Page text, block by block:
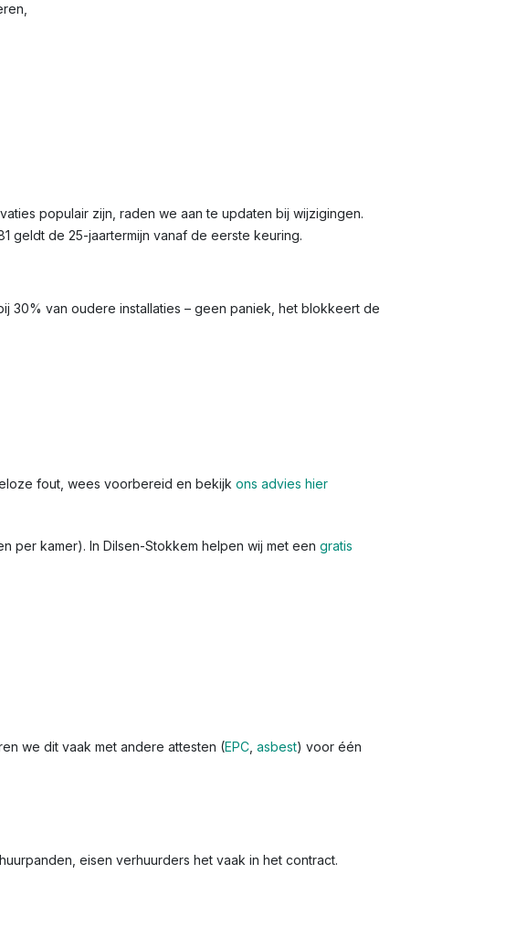
populair zijn, raden we aan te updaten bij wijzigingen.
geldt de 25-jaartermijn vanaf de eerste keuring.
30% van oudere installaties – geen paniek, het blokkeert de
fout, wees voorbereid en bekijk ons advies hier
per kamer). In Dilsen-Stokkem helpen wij met een gratis
we dit vaak met andere attesten (EPC asbest) voor één
eisen verhuurders het vaak in het contract.